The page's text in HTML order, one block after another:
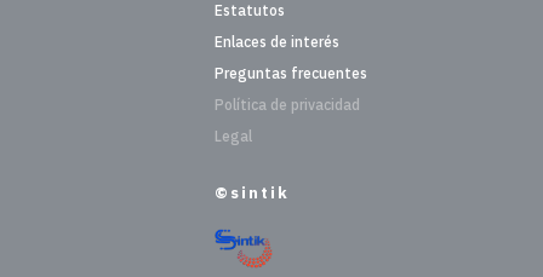
Estatutos
Enlaces de interés
Preguntas frecuentes
Política de privacidad
Legal
©sintik